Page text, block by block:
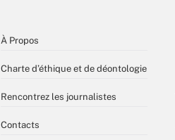
À Propos
Charte d’éthique et de déontologie
Rencontrez les journalistes
Contacts